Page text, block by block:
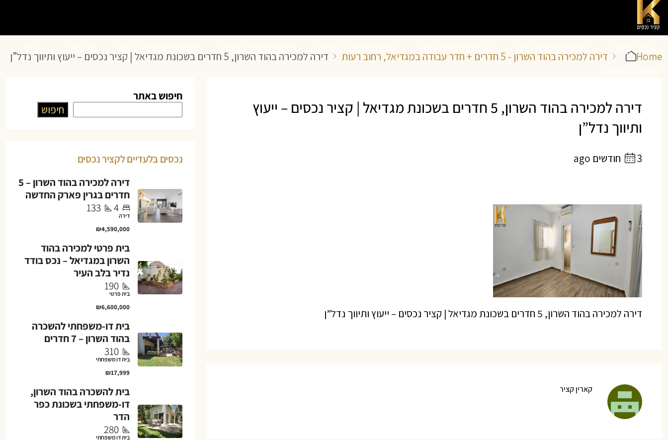
אודות קציר
Home דירה למכירה בהוד השרון - 5 חדרים + חדר עבודה במגדיאל, רחוב רעות דירה למכירה בהוד השרון, 5 חדרים בשכונת מגדיאל | קציר נכסים – ייעוץ ותיווך נדל”ן
דירה למכירה בהוד השרון, 5 חדרים בשכונת מגדיאל | קציר נכסים – ייעוץ
ותיווך נדל”ן
3 חודשים ago
דירה למכירה בהוד השרון, 5 חדרים בשכונת מגדיאל | קציר נכסים – ייעוץ ותיווך נדל”ן
קארין קציר
חיפוש באתר
חיפוש
נכסים בלעדיים לקציר נכסים
דירה למכירה בהוד השרון – 5
חדרים בגרין פארק החדשה
4
133
דירה
₪4,590,000
בית פרטי למכירה בהוד
השרון במגדיאל – נכס בודד
נדיר בלב העיר
190
בית פרטי
₪6,600,000
בית דו-משפחתי להשכרה
בהוד השרון – 7 חדרים
310
בית דו משפחתי
₪17,999
בית להשכרה בהוד השרון,
דו-משפחתי בשכונת כפר
הדר
280
בית דו משפחתי